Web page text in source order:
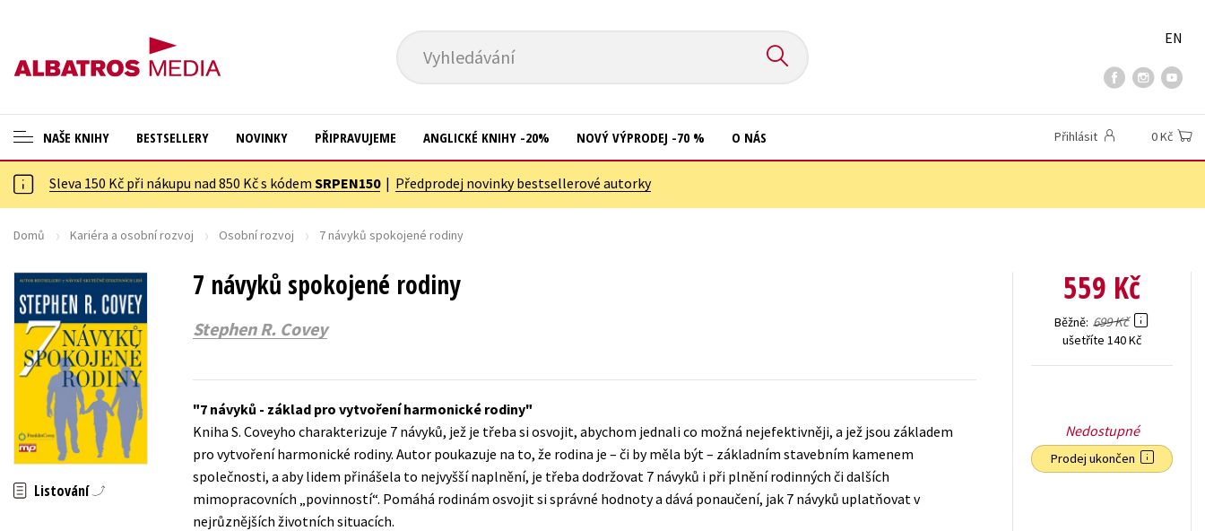
Vyhledávání
EN
NAŠE KNIHY
ANGLICKÉ KNIHY -20 %
NOVÝ VÝPRODEJ -70 %
ASTERIX S DÁRKEM
🎁DÁRKOVÉ PUBLIKACE
✉️ DÁRKOVÉ POUKAZY
Auto - moto
Beletrie pro děti
Cestování
Dárkové publikace
Digitální fotografie
Esoterika a duchovní svět
Hobby
Jazyky
Kariéra a osobní rozvoj
Kuchařky
Ostatní
Populárně - naučná pro dospělé
Populárně - naučné pro děti
Předškoláci
Příroda a zahrada
Young adult (SK)
Zahraniční literatura
Zdraví a životní styl
BESTSELLERY NOVINKY PŘIPRAVUJEME ANGLICKÉ KNIHY -20% NOVÝ VÝPRODEJ -70 % O NÁS Přihlásit 0 Kč
Sleva 150 Kč při nákupu nad 850 Kč s kódem SRPEN150| Předprodej novinky bestsellerové autorky
Domů Kariéra a osobní rozvoj Osobní rozvoj 7 návyků spokojené rodiny
7 návyků spokojené rodiny
Stephen R. Covey
Listování
7 návyků - základ pro vytvoření harmonické rodiny
Kniha S. Coveyho charakterizuje 7 návyků, jež je třeba si osvojit, abychom jednali co možná nejefektivněji, a jež jsou základem
pro vytvoření harmonické rodiny. Autor poukazuje na to, že rodina je – či by měla být – základním stavebním kamenem
společnosti, a aby lidem přinášela to nejvyšší naplnění, je třeba dodržovat 7 návyků i při plnění rodinných či dalších
mimopracovních „povinností“. Pomáhá rodinám osvojit si správné hodnoty a dává ponaučení, jak 7 návyků uplatňovat v
nejrůznějších životních situacích.
559 Kč
Běžně 699 Kč
ušetříte 140 Kč
Nedostupné
Prodej ukončen